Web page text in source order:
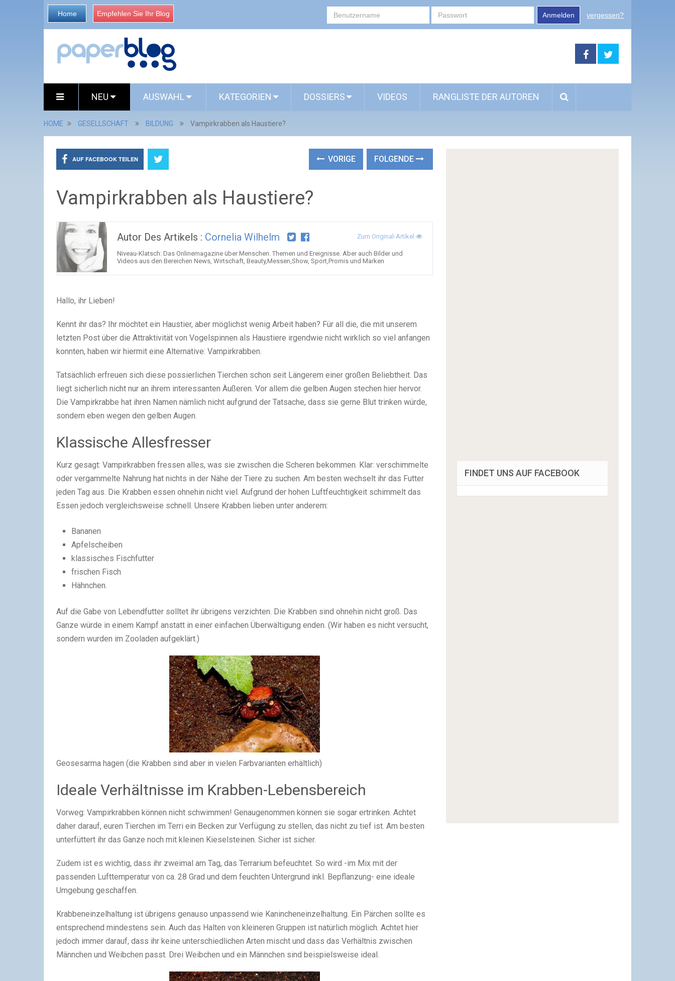
Home Empfehlen Sie Ihr Blog Anmelden vergessen?
NEU AUSWAHL KATEGORIEN DOSSIERS VIDEOS RANGLISTE DER AUTOREN
HOME GESELLSCHAFT BILDUNG Vampirkrabben als Haustiere?
AUF FACEBOOK TEILEN VORIGE FOLGENDE
Vampirkrabben als Haustiere?
Autor Des Artikels : Cornelia Wilhelm Zum Original-Artikel
Niveau-Klatsch: Das Onlinemagazine über Menschen. Themen und Ereignisse. Aber auch Bilder und
Videos aus den Bereichen News, Wirtschaft, Beauty,Messen,Show, Sport,Promis und Marken
Hallo, ihr Lieben!
Kennt ihr das? Ihr möchtet ein Haustier, aber möglichst wenig Arbeit haben? Für all die, die mit unserem
letzten Post über die Attraktivität von Vogelspinnen als Haustiere irgendwie nicht wirklich so viel anfangen
konnten, haben wir hiermit eine Alternative: Vampirkrabben.
Tatsächlich erfreuen sich diese possierlichen Tierchen schon seit Längerem einer großen Beliebtheit. Das
liegt sicherlich nicht nur an ihrem interessanten Äußeren. Vor allem die gelben Augen stechen hier hervor.
Die Vampirkrabbe hat ihren Namen nämlich nicht aufgrund der Tatsache, dass sie gerne Blut trinken würde,
sondern eben wegen den gelben Augen.
Klassische Allesfresser
Kurz gesagt: Vampirkrabben fressen alles, was sie zwischen die Scheren bekommen. Klar: verschimmelte
oder vergammelte Nahrung hat nichts in der Nähe der Tiere zu suchen. Am besten wechselt ihr das Futter
jeden Tag aus. Die Krabben essen ohnehin nicht viel. Aufgrund der hohen Luftfeuchtigkeit schimmelt das
Essen jedoch vergleichsweise schnell. Unsere Krabben lieben unter anderem:
Bananen
Apfelscheiben
klassisches Fischfutter
frischen Fisch
Hähnchen.
Auf die Gabe von Lebendfutter solltet ihr übrigens verzichten. Die Krabben sind ohnehin nicht groß. Das
Ganze würde in einem Kampf anstatt in einer einfachen Überwältigung enden. (Wir haben es nicht versucht,
sondern wurden im Zooladen aufgeklärt.)
Geosesarma hagen (die Krabben sind aber in vielen Farbvarianten erhältlich)
Ideale Verhältnisse im Krabben-Lebensbereich
Vorweg: Vampirkrabben können nicht schwimmen! Genaugenommen können sie sogar ertrinken. Achtet
daher darauf, euren Tierchen im Terri ein Becken zur Verfügung zu stellen, das nicht zu tief ist. Am besten
unterfüttert ihr das Ganze noch mit kleinen Kieselsteinen. Sicher ist sicher.
Zudem ist es wichtig, dass ihr zweimal am Tag, das Terrarium befeuchtet. So wird -im Mix mit der
passenden Lufttemperatur von ca. 28 Grad und dem feuchten Untergrund inkl. Bepflanzung- eine ideale
Umgebung geschaffen.
Krabbeneinzelhaltung ist übrigens genauso unpassend wie Kanincheneinzelhaltung. Ein Pärchen sollte es
entsprechend mindestens sein. Auch das Halten von kleineren Gruppen ist natürlich möglich. Achtet hier
jedoch immer darauf, dass ihr keine unterschiedlichen Arten mischt und dass das Verhältnis zwischen
Männchen und Weibchen passt. Drei Weibchen und ein Männchen sind beispielsweise ideal.
FINDET UNS AUF FACEBOOK